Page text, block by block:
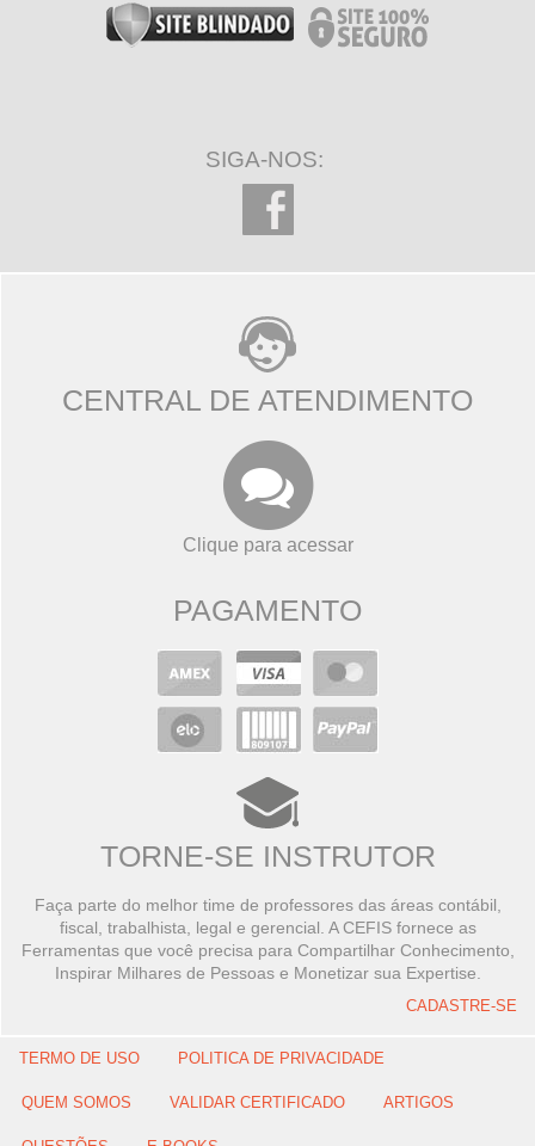
SIGA-NOS:
CENTRAL DE ATENDIMENTO
Clique para acessar
PAGAMENTO
TORNE-SE INSTRUTOR
Faça parte do melhor time de professores das áreas contábil,
fiscal, trabalhista, legal e gerencial. A CEFIS fornece as
Ferramentas que você precisa para Compartilhar Conhecimento,
Inspirar Milhares de Pessoas e Monetizar sua Expertise.
CADASTRE-SE
TERMO DE USO POLITICA DE PRIVACIDADE
QUEM SOMOS VALIDAR CERTIFICADO ARTIGOS